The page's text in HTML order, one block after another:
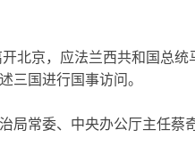
京，应法兰西共和国总统
三国进行国事访问。
常委、中央办公厅主任蔡